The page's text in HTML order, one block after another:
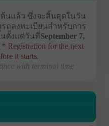
นแล้ว ซึ่งจะสิ้นสุดในวัน
ถลงทะเบียนสำหรับการ
ตั้งแต่วันที่September 7,
* Registration for the next
it starts.
with terminal time